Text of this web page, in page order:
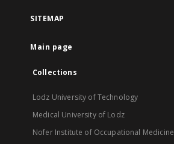
SITEMAP
Main page
Collections
Lodz University of Technology
Medical University of Lodz
Nofer Institute of Occupational Medicine